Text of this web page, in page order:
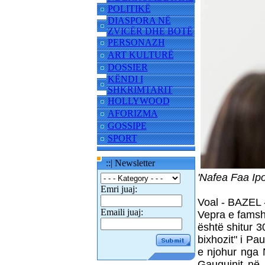
POLITIKË
DIASPORA NË
ZVICËR DHE BOTË
PERSONAZH
ART KULTURË
DOSSIER
KËNDI I
SHKRIMTARIT
HOLLYWOOD
AFORIZMA
GOSSIPE
SPORT
::| Newsletter
Emri juaj:
Emaili juaj:
'Nafea Faa
Voal -
Vepra e
është shitur
bixhozit" i
e njohur nga